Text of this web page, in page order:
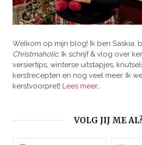
Welkom op mijn blog! Ik ben Saskia,
Christmaholic. Ik schrijf & vlog over
versiertips, winterse uitstapjes,
kerstrecepten en nog veel meer. Ik
kerstvoorpret! Lees meer…
VOLG JIJ ME